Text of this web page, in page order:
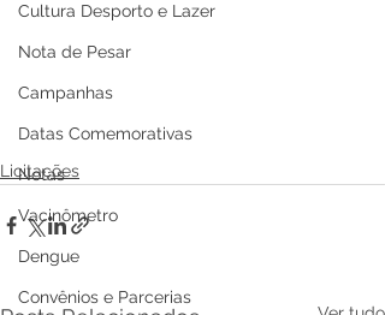
Cultura Desporto e Lazer
Nota de Pesar
Campanhas
Datas Comemorativas
Notas
Vacinômetro
Dengue
Convênios e Parcerias
Licitações